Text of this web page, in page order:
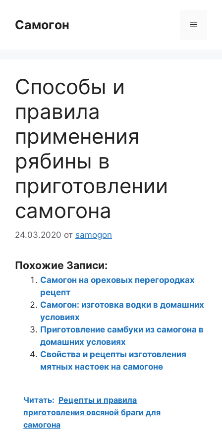
содержимому
Самогон Меню
Способы и
правила
применения
рябины в
приготовлении
самогона
24.03.2020 от samogon
Похожие Записи:
Самогон на ореховых перегородках
рецепт
Самогон: изготовка водки в домашних
условиях
Приготовление самбуки из самогона в
домашних условиях
Свойства и рецепты изготовления
мятных настоек на самогоне
Читать: Рецепты и правила
приготовления овсяной браги для
самогона